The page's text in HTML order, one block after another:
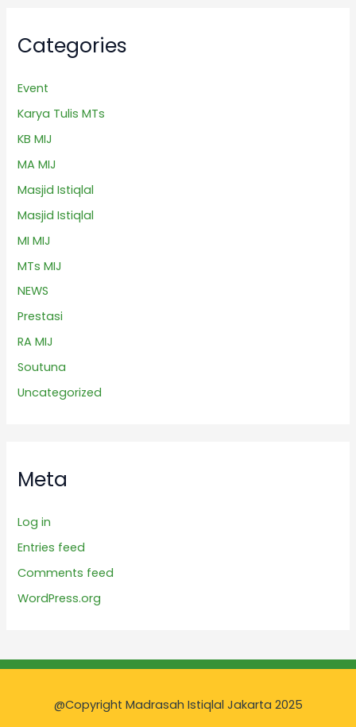
Categories
Event
Karya Tulis MTs
KB MIJ
MA MIJ
Masjid Istiqlal
Masjid Istiqlal
MI MIJ
MTs MIJ
NEWS
Prestasi
RA MIJ
Soutuna
Uncategorized
Meta
Log in
Entries feed
Comments feed
WordPress.org
@Copyright Madrasah Istiqlal Jakarta 2025